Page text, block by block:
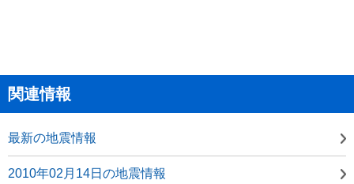
関連情報
最新の地震情報
2010年02月14日の地震情報